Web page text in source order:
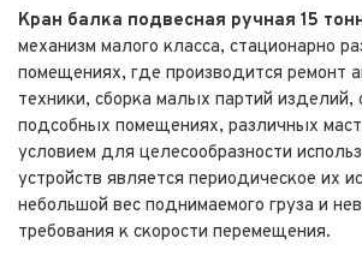
Кран балка подвесная ручная 15
механизм малого класса, стационарно
помещениях, где производится ремонт
техники, сборка малых партий изделий,
подсобных помещениях, различных
условием для целесообразности
устройств является периодическое их
небольшой вес поднимаемого груза и
требования к скорости перемещения.